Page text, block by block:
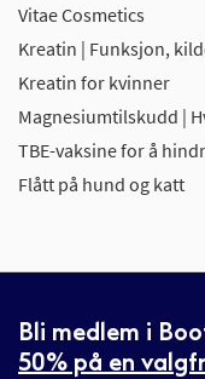
Vitae Cosmetics
Kreatin | Funksjon,
Kreatin for kvinner
Magnesiumtilskudd |
TBE-vaksine for å
Flått på hund og katt
Bli medlem i
50% på en